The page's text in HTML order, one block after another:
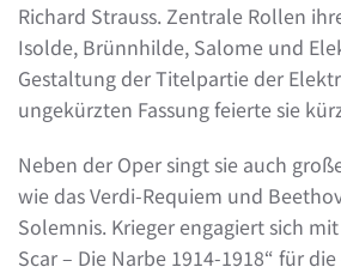
Richard Strauss. Zentrale Rollen
Isolde, Brünnhilde, Salome und
Gestaltung der Titelpartie der
ungekürzten Fassung feierte sie
Neben der Oper singt sie auch
wie das Verdi-Requiem und
Solemnis. Krieger engagiert sich
Scar – Die Narbe 1914-1918“ für